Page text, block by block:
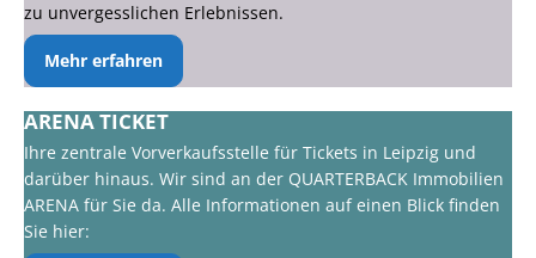
zu unvergesslichen Erlebnissen.
Mehr erfahren
ARENA TICKET
Ihre zentrale Vorverkaufsstelle für Tickets in Leipzig und
darüber hinaus. Wir sind an der QUARTERBACK Immobilien
ARENA für Sie da. Alle Informationen auf einen Blick finden
Sie hier: